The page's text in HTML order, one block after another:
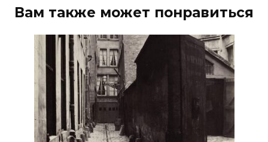
Вам также может понравиться